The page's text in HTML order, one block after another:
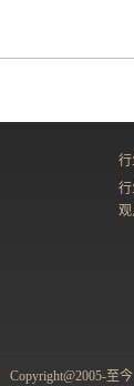
Copyright@2005-至今